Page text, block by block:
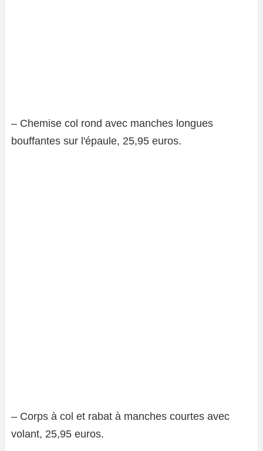
– Chemise col rond avec manches longues
bouffantes sur l'épaule, 25,95 euros.
– Corps à col et rabat à manches courtes avec
volant, 25,95 euros.